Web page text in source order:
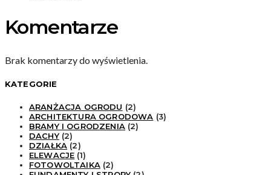
Komentarze
Brak komentarzy do wyświetlenia.
KATEGORIE
ARANŻACJA OGRODU (2)
ARCHITEKTURA OGRODOWA (3)
BRAMY I OGRODZENIA(2)
DACHY(2)
DZIAŁKA (2)
ELEWACJE (1)
FOTOWOLTAIKA(2)